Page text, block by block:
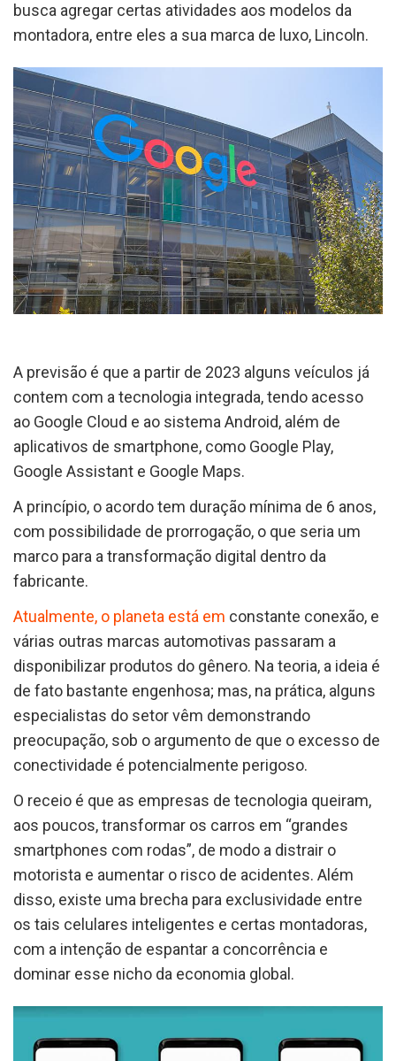
busca agregar certas atividades aos modelos da
montadora, entre eles a sua marca de luxo, Lincoln.
A previsão é que a partir de 2023 alguns veículos já
contem com a tecnologia integrada, tendo acesso
ao Google Cloud e ao sistema Android, além de
aplicativos de smartphone, como Google Play,
Google Assistant e Google Maps.
A princípio, o acordo tem duração mínima de 6 anos,
com possibilidade de prorrogação, o que seria um
marco para a transformação digital dentro da
fabricante.
Atualmente, o planeta está em constante conexão, e
várias outras marcas automotivas passaram a
disponibilizar produtos do gênero. Na teoria, a ideia é
de fato bastante engenhosa; mas, na prática, alguns
especialistas do setor vêm demonstrando
preocupação, sob o argumento de que o excesso de
conectividade é potencialmente perigoso.
O receio é que as empresas de tecnologia queiram,
aos poucos, transformar os carros em “grandes
smartphones com rodas”, de modo a distrair o
motorista e aumentar o risco de acidentes. Além
disso, existe uma brecha para exclusividade entre
os tais celulares inteligentes e certas montadoras,
com a intenção de espantar a concorrência e
dominar esse nicho da economia global.